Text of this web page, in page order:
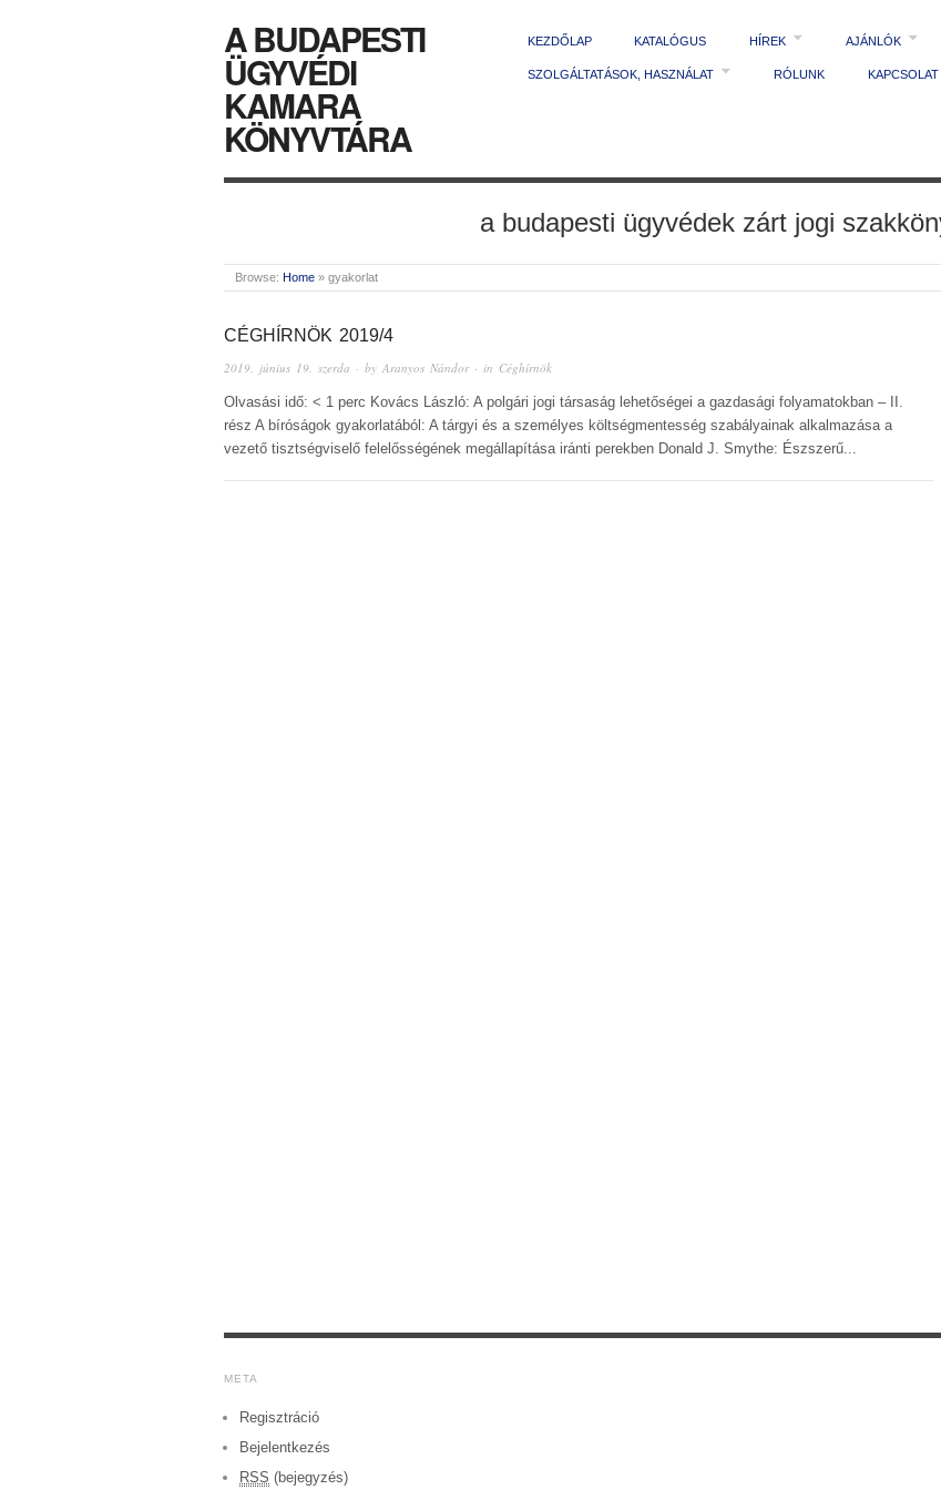
A BUDAPESTI
ÜGYVÉDI
KAMARA
KÖNYVTÁRA
KEZDŐLAP KATALÓGUS HÍREK AJÁNLÓK
SZOLGÁLTATÁSOK, HASZNÁLAT RÓLUNK KAPCSOLAT
a budapesti ügyvédek zárt jogi
Browse: Home » gyakorlat
CÉGHÍRNÖK 2019/4
2019. június 19. szerda · by Aranyos Nándor· in Céghírnök
Olvasási idő: < 1 perc Kovács László: A polgári jogi társaság lehetőségei a gazdasági folyamatokban – II.
rész A bíróságok gyakorlatából: A tárgyi és a személyes költségmentesség szabályainak alkalmazása a
vezető tisztségviselő felelősségének megállapítása iránti perekben Donald J. Smythe: Észszerű...
META
Regisztráció
Bejelentkezés
RSS (bejegyzés)